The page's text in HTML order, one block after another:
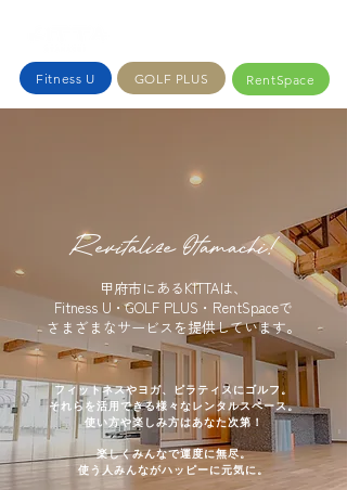
Fitness U GOLF PLUS RentSpace
Revitalize Otamachi!
甲府市にあるKITTAは、
​Fitness U・GOLF PLUS・RentSpaceで
さまざまなサービスを提供しています。
フィットネスやヨガ、ピラティスにゴルフ。
それらを活用できる様々なレンタルスペース。
使い方や楽しみ方はあなた次第！
楽しくみんなで運度に無尽。
使う人みんながハッピーに元気に。